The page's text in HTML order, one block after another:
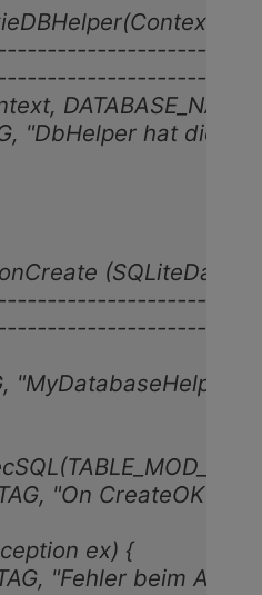
"DbHelper hat die
onCreate
"On CreateOK");
ex) {
"Fehler beim